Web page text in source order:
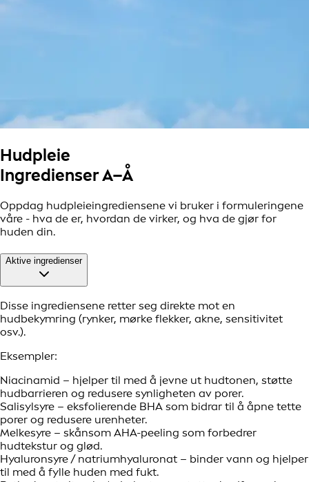
Hudpleie
Ingredienser A–Å
Oppdag hudpleieingrediensene vi bruker i formuleringene
våre - hva de er, hvordan de virker, og hva de gjør for
huden din.
Aktive ingredienser
Disse ingrediensene retter seg direkte mot en
hudbekymring (rynker, mørke flekker, akne, sensitivitet
osv.).
Eksempler:
Niacinamid – hjelper til med å jevne ut hudtonen, støtte
hudbarrieren og redusere synligheten av porer.
Salisylsyre – eksfolierende BHA som bidrar til å åpne tette
porer og redusere urenheter.
Melkesyre – skånsom AHA-peeling som forbedrer
hudtekstur og glød.
Hyaluronsyre / natriumhyaluronat – binder vann og hjelper
til med å fylle huden med fukt.